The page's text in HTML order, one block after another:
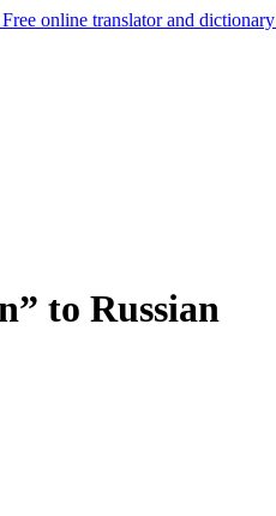
Free online translator and dictionary
to Russian